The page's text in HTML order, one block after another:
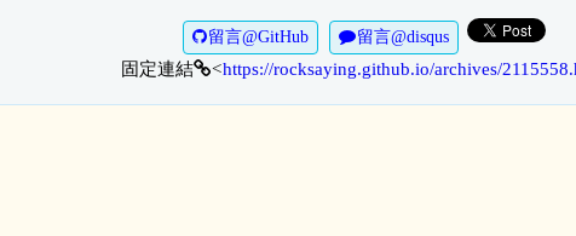
留言@GitHub 留言@disqus
固定連結 <https://rocksaying.github.io/archives/